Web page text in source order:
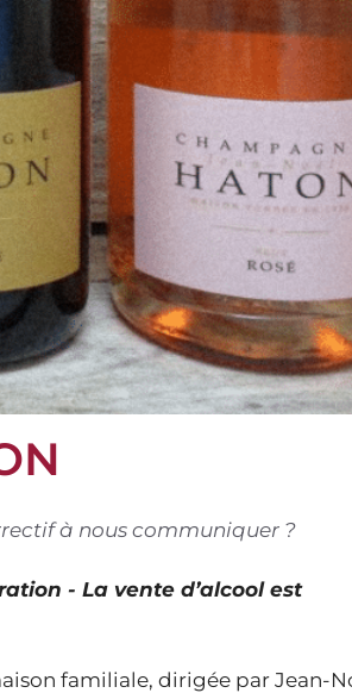
à nous communiquer ?
- La vente d’alcool est
familiale, dirigée par Jean-